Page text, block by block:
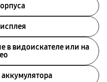
в видоискателе или на